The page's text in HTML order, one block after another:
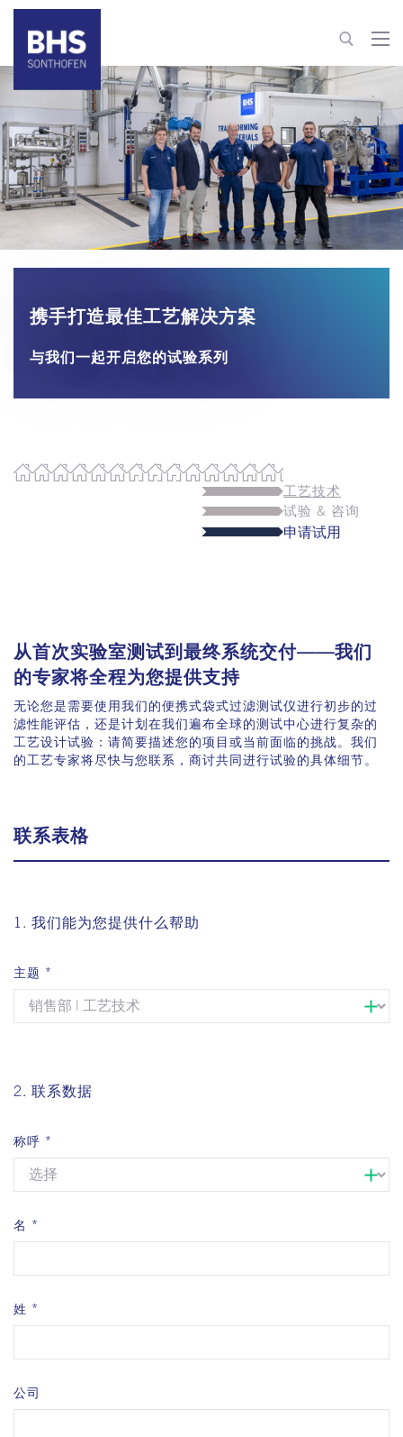
+86 21 610796-62 | -63
process-technology@bhs-sonthofen.cn
联系信息
携手打造最佳工艺解决方案
与我们一起开启您的试验系列
工艺技术
试验 & 咨询
申请试用
从首次实验室测试到最终系统交付——我们
的专家将全程为您提供支持
无论您是需要使用我们的便携式袋式过滤测试仪进行初步的过
滤性能评估，还是计划在我们遍布全球的测试中心进行复杂的
工艺设计试验：请简要描述您的项目或当前面临的挑战。我们
的工艺专家将尽快与您联系，商讨共同进行试验的具体细节。
联系表格
1. 我们能为您提供什么帮助
主题
2. 联系数据
称呼
名
姓
公司